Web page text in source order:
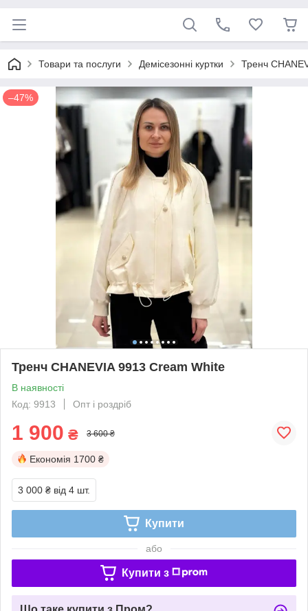
Товари та послуги Демісезонні куртки Тренч
–47%
Тренч CHANEVIA 9913 Cream White
В наявності
Код: 9913
Опт і роздріб
1 900 ₴ 3 600 ₴
Економія 1700 ₴
3 000 ₴ від 4 шт.
Купити
або
Купити з